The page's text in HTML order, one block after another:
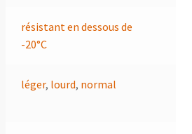
résistant en dessous de
-20°C
léger, lourd, normal